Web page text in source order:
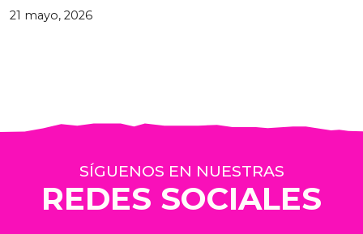
21 mayo, 2026
SÍGUENOS EN NUESTRAS
REDES SOCIALES